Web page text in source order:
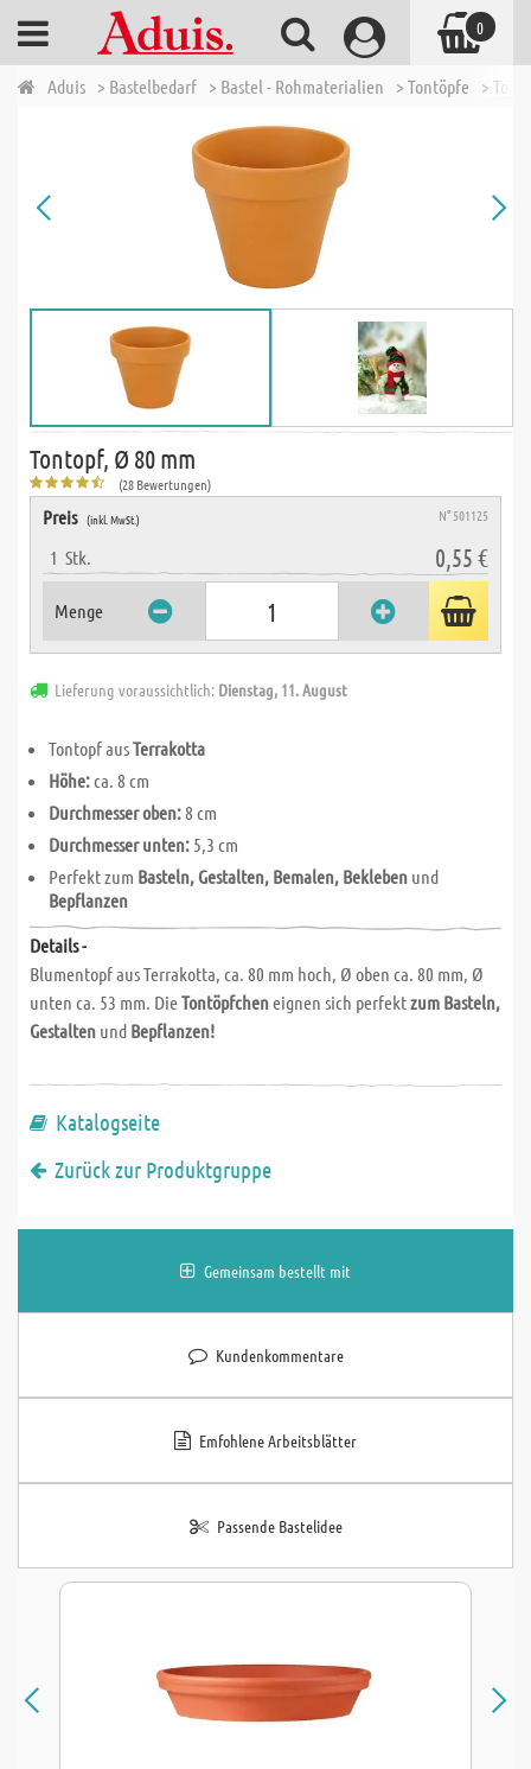
Aduis > Bastelbedarf > Bastel - Rohmaterialien > Tontöpfe >
Tontopf, Ø 80 mm
(28 Bewertungen)
Preis (inkl. MwSt.) N° 501125
1 Stk. 0,55 €
Menge
Lieferung voraussichtlich: Dienstag, 11. August
Tontopf ausTerrakotta
Höhe:ca. 8 cm
Durchmesser oben:8 cm
Durchmesser unten: 5,3 cm
Perfekt zum Basteln, Gestalten, Bemalen, Bekleben und
Bepflanzen
Details -
Blumentopf aus Terrakotta, ca. 80 mm hoch, Ø oben ca. 80 mm, Ø
unten ca. 53 mm. DieTontöpfcheneignen sich perfektzum Basteln,
Gestalten und Bepflanzen!
Katalogseite
Zurück zur Produktgruppe
Gemeinsam bestellt mit
Kundenkommentare
Emfohlene Arbeitsblätter
Passende Bastelidee
0